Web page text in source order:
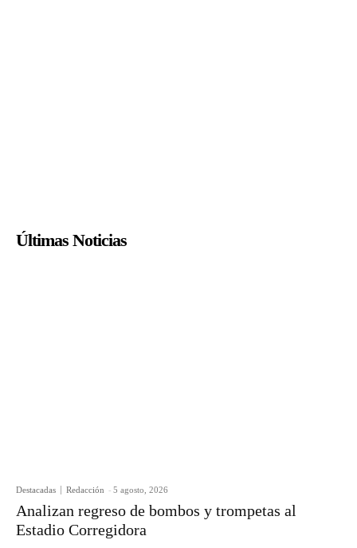
Últimas Noticias
Destacadas Redacción - 5 agosto, 2026
Analizan regreso de bombos y trompetas al
Estadio Corregidora